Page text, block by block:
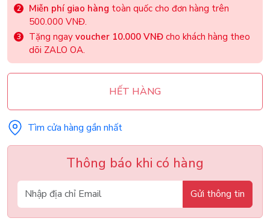
Miễn phí giao hàng toàn quốc cho đơn hàng trên
500.000 VNĐ.
Tặng ngay voucher 10.000 VNĐ cho khách hàng theo
dõi ZALO OA.
HẾT HÀNG
Tìm cửa hàng gần nhất
Thông báo khi có hàng
Gửi thông tin